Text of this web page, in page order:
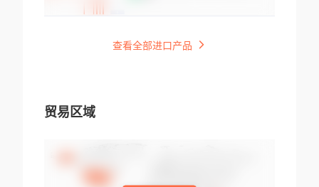
查看全部进口产品
贸易区域